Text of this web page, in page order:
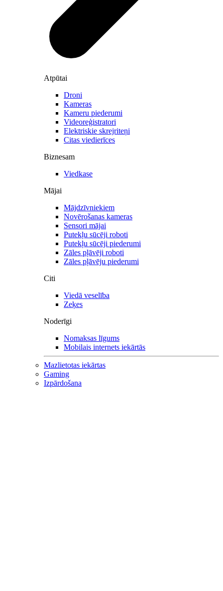
Atpūtai
Droni
Kameras
Kameru piederumi
Videoreģistratori
Elektriskie skrejriteņi
Citas viedierīces
Biznesam
Viedkase
Mājai
Mājdzīvniekiem
Novērošanas kameras
Sensori mājai
Putekļu sūcēji roboti
Putekļu sūcēji piederumi
Zāles pļāvēji roboti
Zāles pļāvēju piederumi
Citi
Viedā veselība
Zeķes
Noderīgi
Nomaksas līgums
Mobilais internets iekārtās
Mazlietotas iekārtas
Gaming
Izpārdošana